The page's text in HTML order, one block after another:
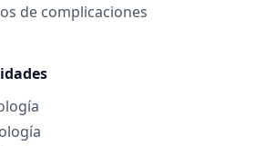
de complicaciones